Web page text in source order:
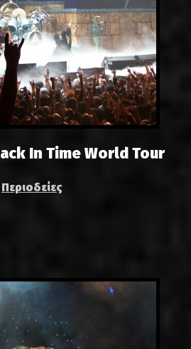
In Time World Tour
Περιοδείες